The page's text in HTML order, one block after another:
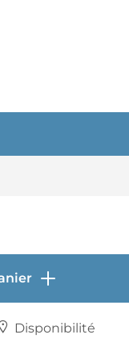
Disponibilité